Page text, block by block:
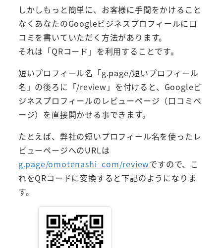
しかしもっと簡単に、お客様に手間をかけること
なくあなたのGoogleビジネスプロフィールに口
コミを書いていただく方法があります。
それは 「QRコード」を利用することです。
短いプロフィール名「g.page/短いプロフィール
名」の後ろに「/review」を付けると、Googleビ
ジネスプロフィールのレビューページ（口コミペ
ージ）を直接開かせる事できます。
たとえば、弊社の短いプロフィール名を使ったレ
ビューページへのURLは
g.page/omotenashi_com/reviewですので、こ
れをQRコードに変換すると下記のようになりま
す。